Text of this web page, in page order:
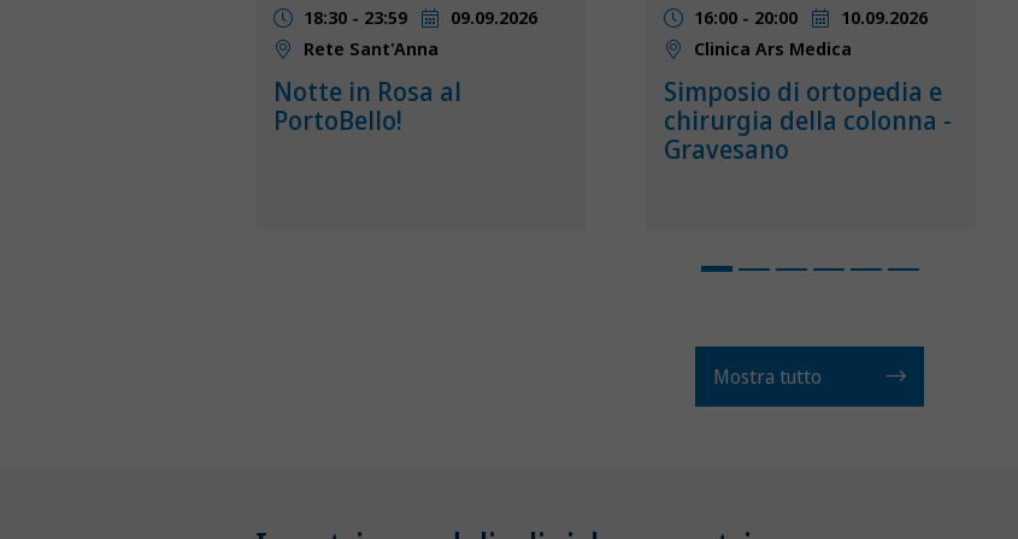
18:30 - 23:59
09.09.2026
Rete Sant'Anna
Notte in Rosa al
PortoBello!
16:00 - 20:00
10.09.2026
Clinica Ars Medica
Simposio di ortopedia e
chirurgia della colonna -
Gravesano
Mostra tutto